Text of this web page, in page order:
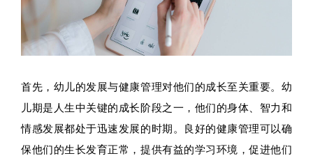
首先，幼儿的发展与健康管理对他们的成长至关重要。幼
儿期是人生中关键的成长阶段之一，他们的身体、智力和
情感发展都处于迅速发展的时期。良好的健康管理可以确
保他们的生长发育正常，提供有益的学习环境，促进他们